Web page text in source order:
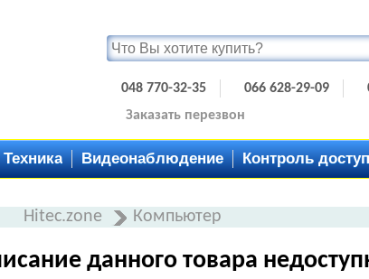
048 770-32-35 066 628-29-09
Заказать перезвон
Техника Видеонаблюдение Контроль
Hitec.zone Компьютер
данного товара